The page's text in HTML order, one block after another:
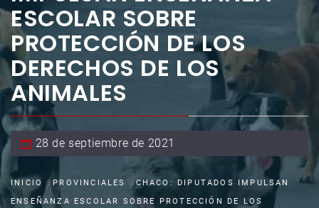
ESCOLAR SOBRE
PROTECCIÓN DE LOS
DERECHOS DE LOS
ANIMALES
28 de septiembre de 2021
INICIO PROVINCIALES
CHACO: DIPUTADOS IMPULSAN
ENSEÑANZA ESCOLAR SOBRE PROTECCIÓN DE LOS